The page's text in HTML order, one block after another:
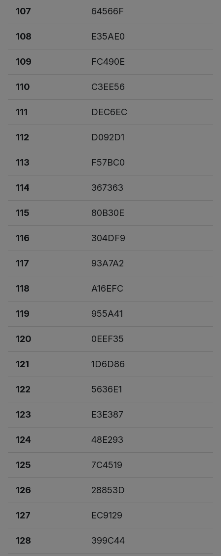
107 64566F
108 E35AE0
109 FC490E
110 C3EE56
111 DEC6EC
112 D092D1
113 F57BC0
114 367363
115 80B30E
116 304DF9
117 93A7A2
118 A16EFC
119 955A41
120 0EEF35
121 1D6D86
122 5636E1
123 E3E387
124 48E293
125 7C4519
126 28853D
127 EC9129
128 399C44